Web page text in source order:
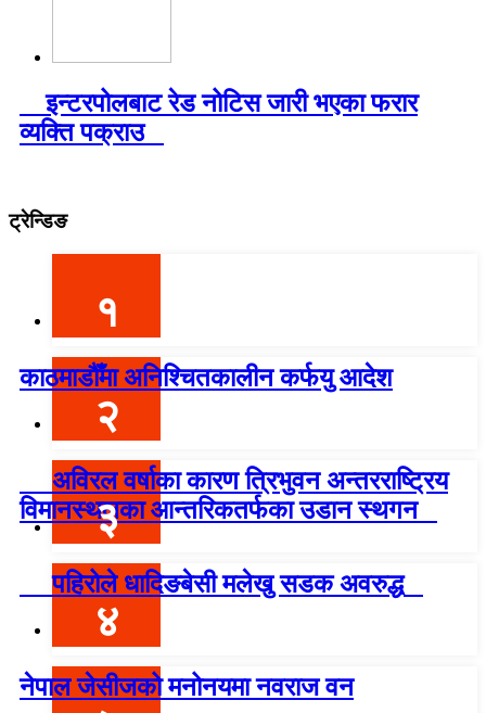
इन्टरपोलबाट रेड नोटिस जारी भएका फरार
व्यक्ति पक्राउ
ट्रेन्डिङ
१
काठमाडौँमा अनिश्चितकालीन कर्फयु आदेश
२
अविरल वर्षाका कारण त्रिभुवन अन्तरराष्ट्रिय
विमानस्थलका आन्तरिकतर्फका उडान स्थगन
३
पहिरोले धादिङबेसी मलेखु सडक अवरुद्ध
४
नेपाल जेसीजको मनोनयमा नवराज वन